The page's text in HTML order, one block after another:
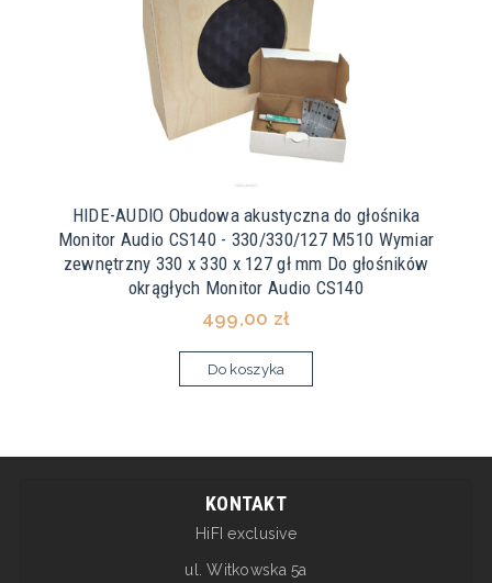
HIDE-AUDIO Obudowa akustyczna do głośnika
Monitor Audio CS140 - 330/330/127 M510 Wymiar
zewnętrzny 330 x 330 x 127 gł mm Do głośników
okrągłych Monitor Audio CS140
499,00 zł
Do koszyka
KONTAKT
HiFI exclusive
ul. Witkowska 5a